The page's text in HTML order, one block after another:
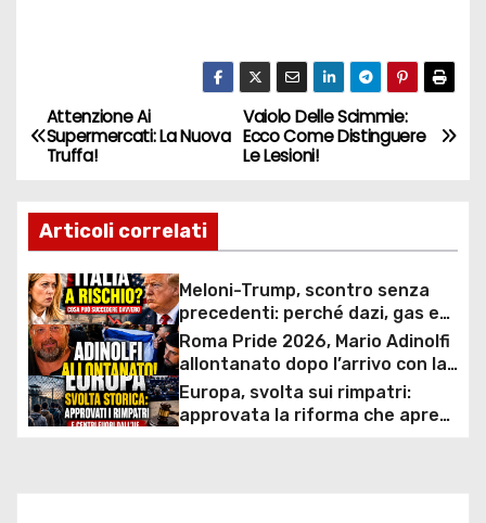
N
v
i
g
a
z
Vaiolo Delle Scimmie:
Ecco Come Distinguere
Le Lesioni!
Attenzione Ai
Supermercati: La Nuova
Truffa!
Articoli correlati
Meloni-Trump, scontro senza
precedenti: perché dazi, gas e
rapporti diplomatici possono
costare caro all’Italia
Roma Pride 2026, Mario Adinolfi
allontanato dopo l’arrivo con la
bandiera di Israele: scontro
politico e polemiche sui diritti
Europa, svolta sui rimpatri:
approvata la riforma che apre